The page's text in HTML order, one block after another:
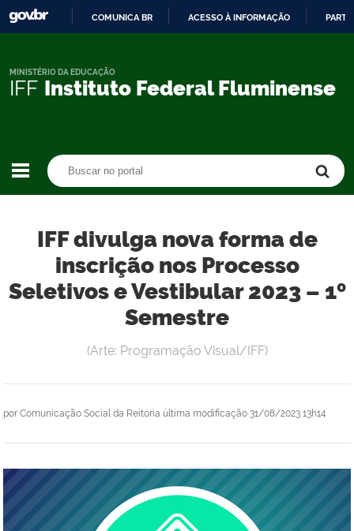
CONTEÚDO
COMUNICA BR ACESSO À INFORMAÇÃO
IFF Instituto Federal Fluminense
MINISTÉRIO DA EDUCAÇÃO
IFF divulga nova forma de
inscrição nos Processo
Seletivos e Vestibular 2023 – 1º
Semestre
por Comunicação Social da Reitoria última modificação 31/08/2023 13h14
(Arte: Programação Visual/IFF)